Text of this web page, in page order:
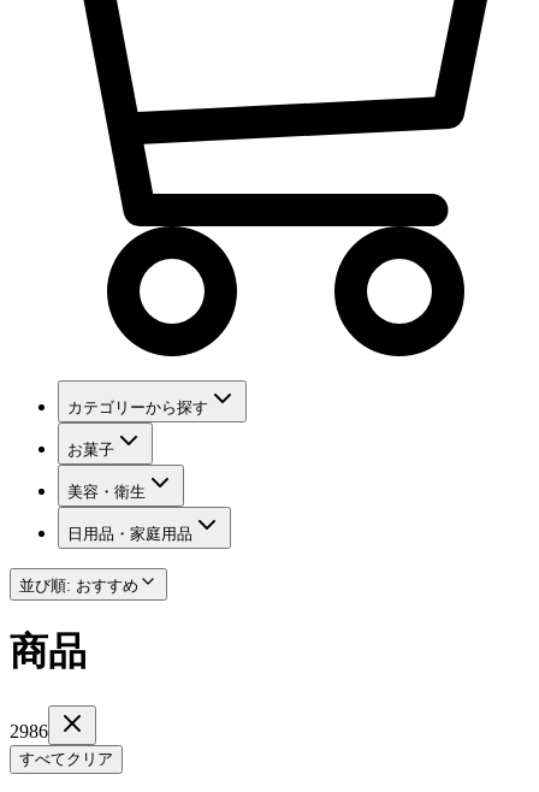
カテゴリーから探す
お菓子
美容・衛生
日用品・家庭用品
並び順: おすすめ
商品
2986
すべてクリア